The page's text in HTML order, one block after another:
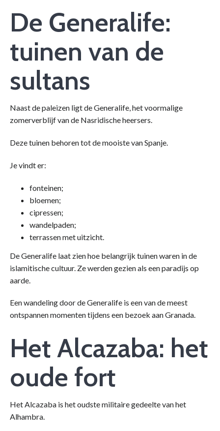
De Generalife:
tuinen van de
sultans
Naast de paleizen ligt de Generalife, het voormalige
zomerverblijf van de Nasridische heersers.
Deze tuinen behoren tot de mooiste van Spanje.
Je vindt er:
fonteinen;
bloemen;
cipressen;
wandelpaden;
terrassen met uitzicht.
De Generalife laat zien hoe belangrijk tuinen waren in de
islamitische cultuur. Ze werden gezien als een paradijs op
aarde.
Een wandeling door de Generalife is een van de meest
ontspannen momenten tijdens een bezoek aan Granada.
Het Alcazaba: het
oude fort
Het Alcazaba is het oudste militaire gedeelte van het
Alhambra.